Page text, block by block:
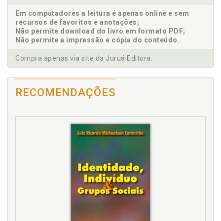
Introdução, p. 11
L
Laicidade. Estado laico: entre o iluminismo e a
Laicidade. Tolerância, liberdade e a noção de
laicidade em Condorcet, p. 27
Liberdade em Condorcet, p. 43
Liberdade. Tolerância, liberdade e a noção de
laicidade em Condorcet, p. 27
Noção de Estado em Condorcet, p. 53
Em computadores a leitura é apenas online e sem
recursos de favoritos e anotações;
Não permite download do livro em formato PDF;
Não permite a impressão e cópia do conteúdo.
Compra apenas via site da Juruá Editora.
RECOMENDAÇÕES